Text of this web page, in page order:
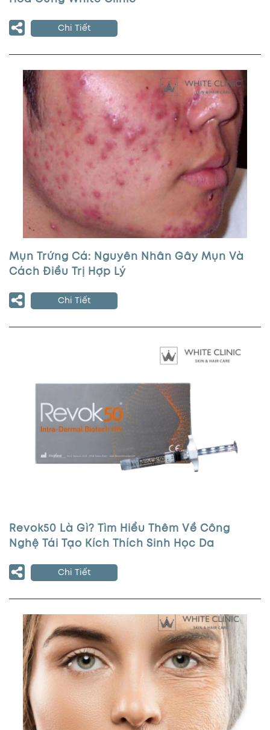
Chi Tiết
Mụn Trứng Cá: Nguyên Nhân Gây Mụn Và
Cách Điều Trị Hợp Lý
Chi Tiết
Revok50 Là Gì? Tìm Hiểu Thêm Về Công
Nghệ Tái Tạo Kích Thích Sinh Học Da
Chi Tiết